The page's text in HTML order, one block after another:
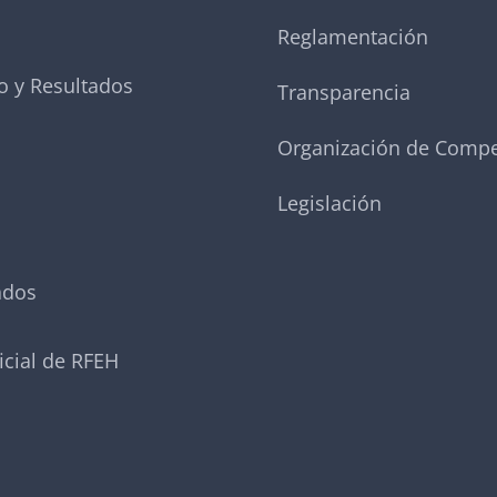
y Resultados
de RFEH
Reglamentación
Transparencia
Organización de
Legislación